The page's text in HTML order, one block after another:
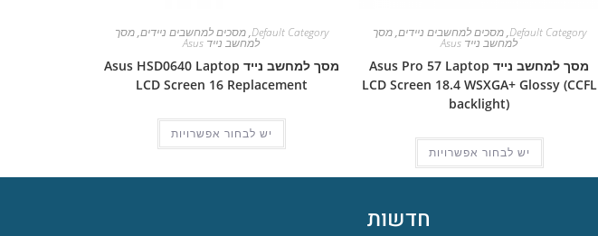
Default Category
,מסכים למחשבים ניידים,מסך
למחשב נייד Asus
מסך למחשב נייד Asus Pro 57 Laptop
LCD Screen 18.4 WSXGA+ Glossy (CCFL
backlight)
יש לבחור אפשרויות
Default Category
,מסכים למחשבים ניידים,מסך
למחשב נייד Asus
מסך למחשב נייד Asus HSD0640 Laptop
LCD Screen 16 Replacement
יש לבחור אפשרויות
חדשות